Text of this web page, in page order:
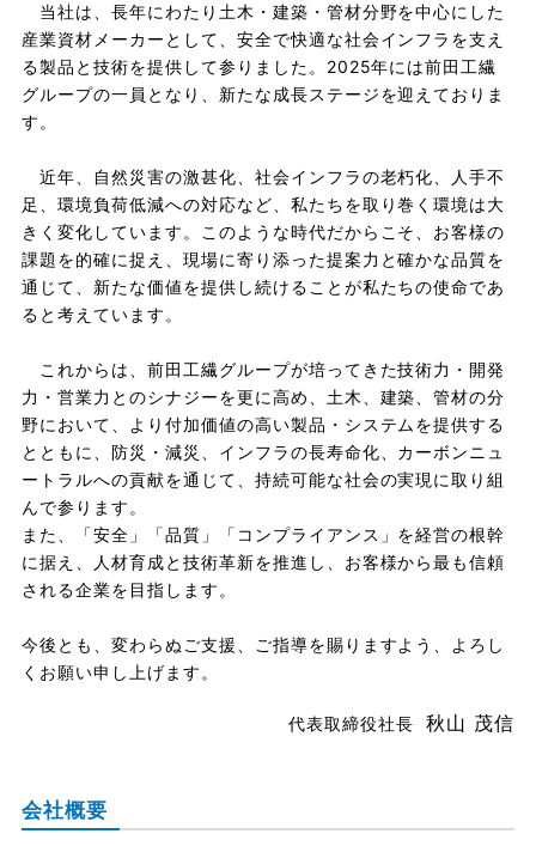
当社は、長年にわたり土木・建築・管材分野を中心にした
産業資材メーカーとして、安全で快適な社会インフラを支え
る製品と技術を提供して参りました。2025年には前田工繊
グループの一員となり、新たな成長ステージを迎えておりま
す。
近年、自然災害の激甚化、社会インフラの老朽化、人手不
足、環境負荷低減への対応など、私たちを取り巻く環境は大
きく変化しています。このような時代だからこそ、お客様の
課題を的確に捉え、現場に寄り添った提案力と確かな品質を
通じて、新たな価値を提供し続けることが私たちの使命であ
ると考えています。
これからは、前田工繊グループが培ってきた技術力・開発
力・営業力とのシナジーを更に高め、土木、建築、管材の分
野において、より付加価値の高い製品・システムを提供する
とともに、防災・減災、インフラの長寿命化、カーボンニュ
ートラルへの貢献を通じて、持続可能な社会の実現に取り組
んで参ります。
また、「安全」「品質」「コンプライアンス」を経営の根幹
に据え、人材育成と技術革新を推進し、お客様から最も信頼
される企業を目指します。
今後とも、変わらぬご支援、ご指導を賜りますよう、よろし
くお願い申し上げます。
代表取締役社長 秋山 茂信
会社概要